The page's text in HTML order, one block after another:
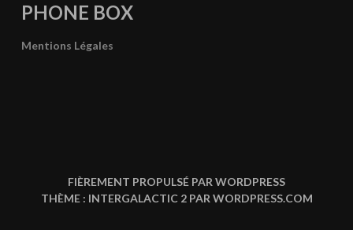
PHONE BOX
Mentions Légales
FIÈREMENT PROPULSÉ PAR WORDPRESS
THÈME : INTERGALACTIC 2 PAR WORDPRESS.COM